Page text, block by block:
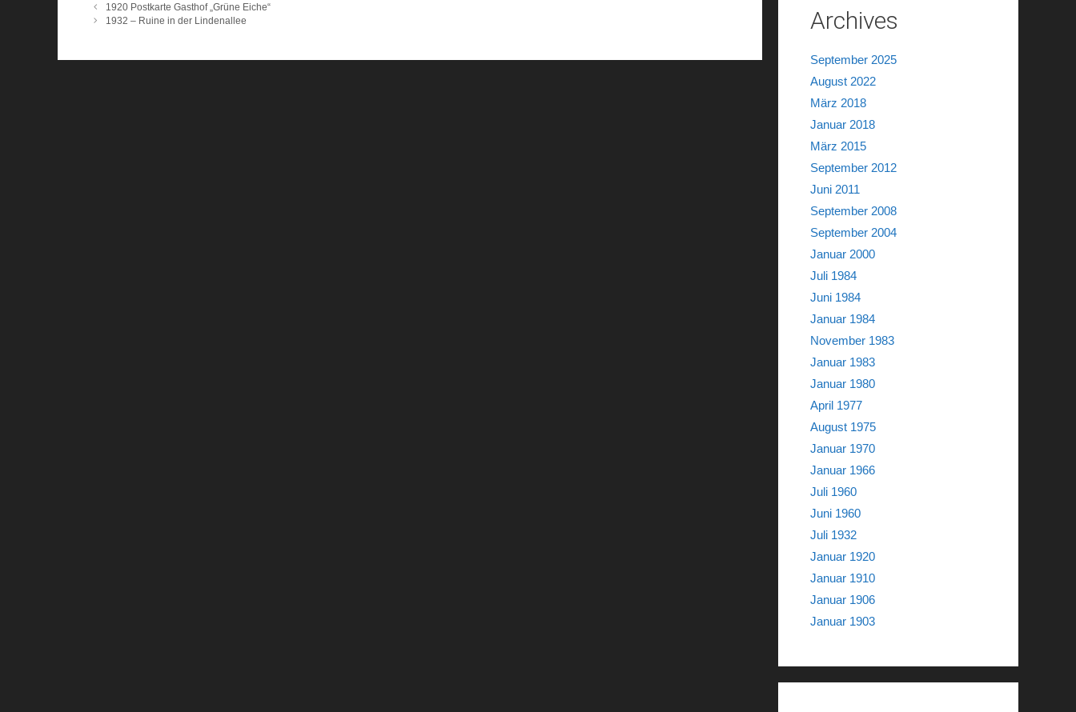
1920 Postkarte Gasthof „Grüne Eiche“
1932 – Ruine in der Lindenallee
Archives
September 2025
August 2022
März 2018
Januar 2018
März 2015
September 2012
Juni 2011
September 2008
September 2004
Januar 2000
Juli 1984
Juni 1984
Januar 1984
November 1983
Januar 1983
Januar 1980
April 1977
August 1975
Januar 1970
Januar 1966
Juli 1960
Juni 1960
Juli 1932
Januar 1920
Januar 1910
Januar 1906
Januar 1903